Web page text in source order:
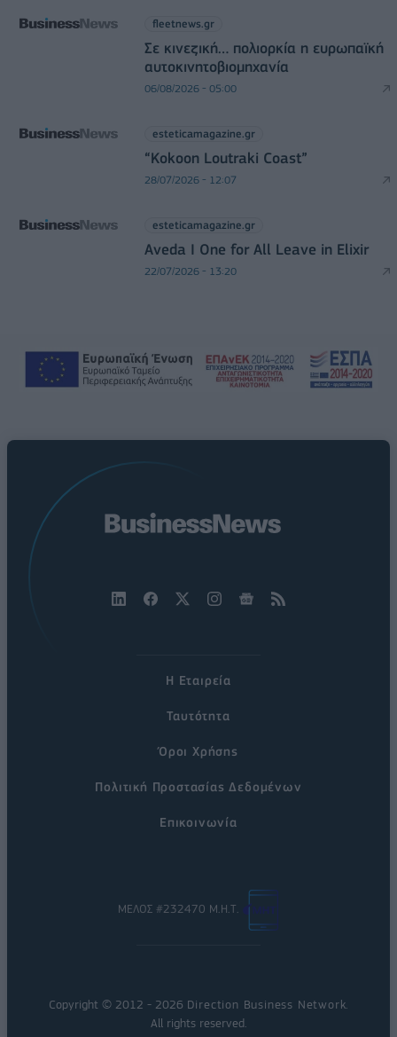
fleetnews.gr
Σε κινεζική… πολιορκία η ευρωπαϊκή
αυτοκινητοβιομηχανία
06/08/2026 - 05:00
esteticamagazine.gr
“Kokoon Loutraki Coast”
28/07/2026 - 12:07
esteticamagazine.gr
Aveda I One for All Leave in Elixir
22/07/2026 - 13:20
Η Εταιρεία
Ταυτότητα
Όροι Χρήσης
Πολιτική Προστασίας Δεδομένων
Επικοινωνία
ΜΕΛΟΣ #232470 Μ.Η.Τ.
Copyright © 2012 - 2026 Direction Business Network.
All rights reserved.